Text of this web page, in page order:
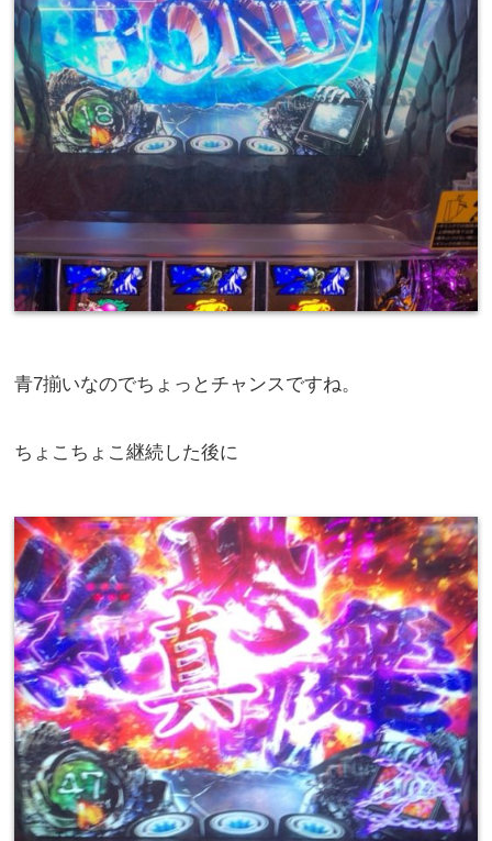
青7揃いなのでちょっとチャンスですね。
ちょこちょこ継続した後に